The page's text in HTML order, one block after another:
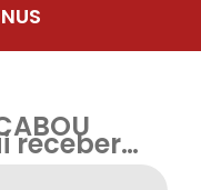
receber…